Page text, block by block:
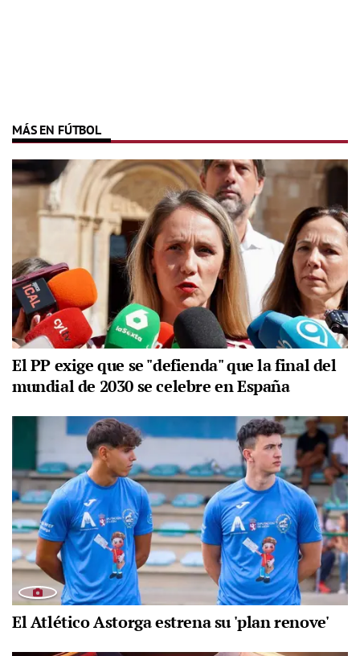
MÁS EN FÚTBOL
El PP exige que se "defienda" que la final del
mundial de 2030 se celebre en España
El Atlético Astorga estrena su 'plan renove'